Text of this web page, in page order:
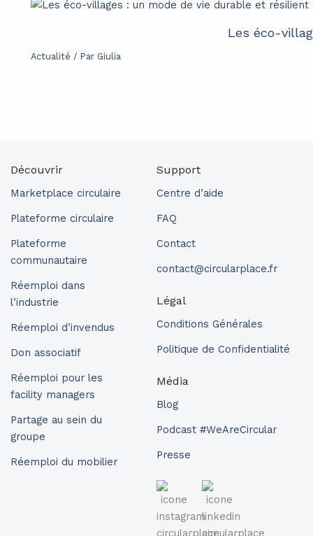
Les éco-
Actualité / Par Giulia
Découvrir
Marketplace circulaire
Plateforme circulaire
Plateforme
communautaire
Réemploi dans
l’industrie
Réemploi d’invendus
Don associatif
Réemploi pour les
facility managers
Partage au sein du
groupe
Réemploi du mobilier
Support
Centre d’aide
FAQ
Contact
contact@circularplace.fr
Légal
Conditions Générales
Politique de Confidentialité
Média
Blog
Podcast #WeAreCircular
Presse